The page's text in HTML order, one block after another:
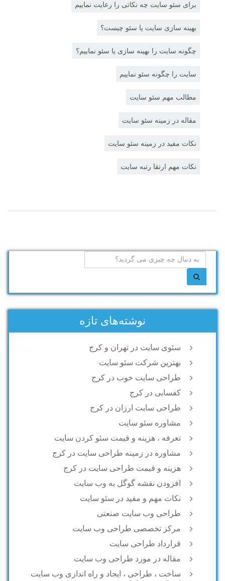
برای سئو سایت چه نکاتی را رعایت نماییم
بهینه سازی سایت یا سئو چیست؟
چگونه سایت را بهینه سازی یا سئو نماییم؟
سایت را چگونه سئو نماییم
مطالب مهم سئو سایت
مقاله در زمینه سئو سایت
نکات مفید در زمینه سئو سایت
نکات مهم ارتقا رتبه سایت
نوشته‌های تازه
سئوی سایت در تهران و کرج
بهترین شرکت سئو سایت
طراحی سایت خوب در کرج
کفسابی در کرج
طراحی سایت ارزان در کرج
مشاوره سئو سایت
تعرفه ، هزینه و قیمت سئو کردن سایت
مشاوره در زمینه طراحی سایت در کرج
هزینه و قیمت طراحی سایت در کرج
افزودن نقشه گوگل به وب سایت
نکات مهم و مفید در سئو سایت
طراحی وب سایت صنعتی
مرکز تخصصی طراحی وب سایت
قرارداد طراحی سایت
مقاله در مورد طراحی وب سایت
ساخت ، طراحی ، ایجاد و راه اندازی وب سایت